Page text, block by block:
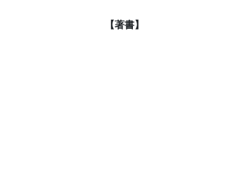
【著書】